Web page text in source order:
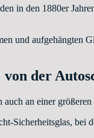
in den 1880er
und aufgehängten
der
an einer
Sicherheitsglas,